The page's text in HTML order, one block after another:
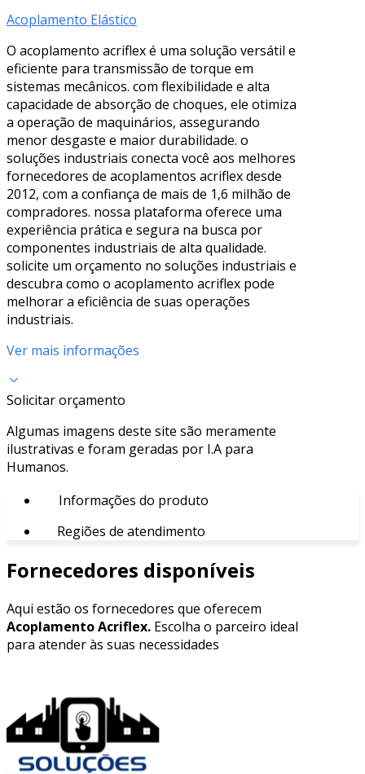
Acoplamento Elástico
O acoplamento acriflex é uma solução versátil e
eficiente para transmissão de torque em
sistemas mecânicos. com flexibilidade e alta
capacidade de absorção de choques, ele otimiza
a operação de maquinários, assegurando
menor desgaste e maior durabilidade. o
soluções industriais conecta você aos melhores
fornecedores de acoplamentos acriflex desde
2012, com a confiança de mais de 1,6 milhão de
compradores. nossa plataforma oferece uma
experiência prática e segura na busca por
componentes industriais de alta qualidade.
solicite um orçamento no soluções industriais e
descubra como o acoplamento acriflex pode
melhorar a eficiência de suas operações
industriais.
Ver mais informações
Solicitar orçamento
Algumas imagens deste site são meramente
ilustrativas e foram geradas por I.A para
Humanos.
Informações do produto
Regiões de atendimento
Fornecedores disponíveis
Aqui estão os fornecedores que oferecem
Acoplamento Acriflex. Escolha o parceiro ideal
para atender às suas necessidades